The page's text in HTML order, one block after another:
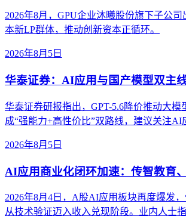
2026年8月，GPU企业沐曦股份旗下子公
本新LP群体，推动创新资本正循环。
2026年8月5日
华泰证券：AI应用与国产模型双主
华泰证券研报指出，GPT-5.6降价推动大模
成“强能力+高性价比”双路线，建议关注AI
2026年8月5日
AI应用商业化闭环加速：传智教育
2026年8月4日，A股AI应用板块再度爆发
从技术验证迈入收入兑现阶段。业内人士